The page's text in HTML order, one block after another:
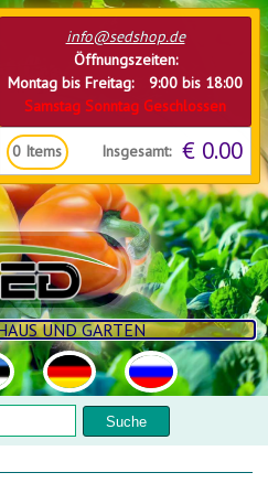
info@sedshop.de
Öffnungszeiten:
Montag bis Freitag: 9:00 bis 18:00
Samstag Sonntag Geschlossen
0 Items Insgesamt: € 0.00
UND GARTEN